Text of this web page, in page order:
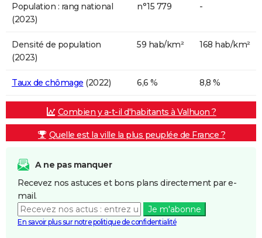
Population : rang national
(2023)
n°15 779 -
Densité de population
(2023)
59 hab/km² 168 hab/km²
Taux de chômage (2022) 6,6 % 8,8 %
Combien y a-t-il d'habitants à Valhuon ?
Quelle est la ville la plus peuplée de France ?
A ne pas manquer
Recevez nos astuces et bons plans directement par e-
mail.
Je m'abonne
En savoir plus sur notre politique de confidentialité